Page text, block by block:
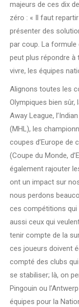
majeurs de ces dix
zéro : « Il faut
présenter des
par coup. La formule
peut plus répondre
vivre, les équipes
Alignons toutes les
Olympiques bien sûr,
Away League,
(MHL), les
coupes d’Europe de
(Coupe du Monde,
également rajouter
ont un impact sur
nous perdons
ces compétitions qui
aussi ceux qui
tenir compte de la
ces joueurs doivent
compté des clubs
se stabiliser; là, on
Pingouin ou
équipes pour la